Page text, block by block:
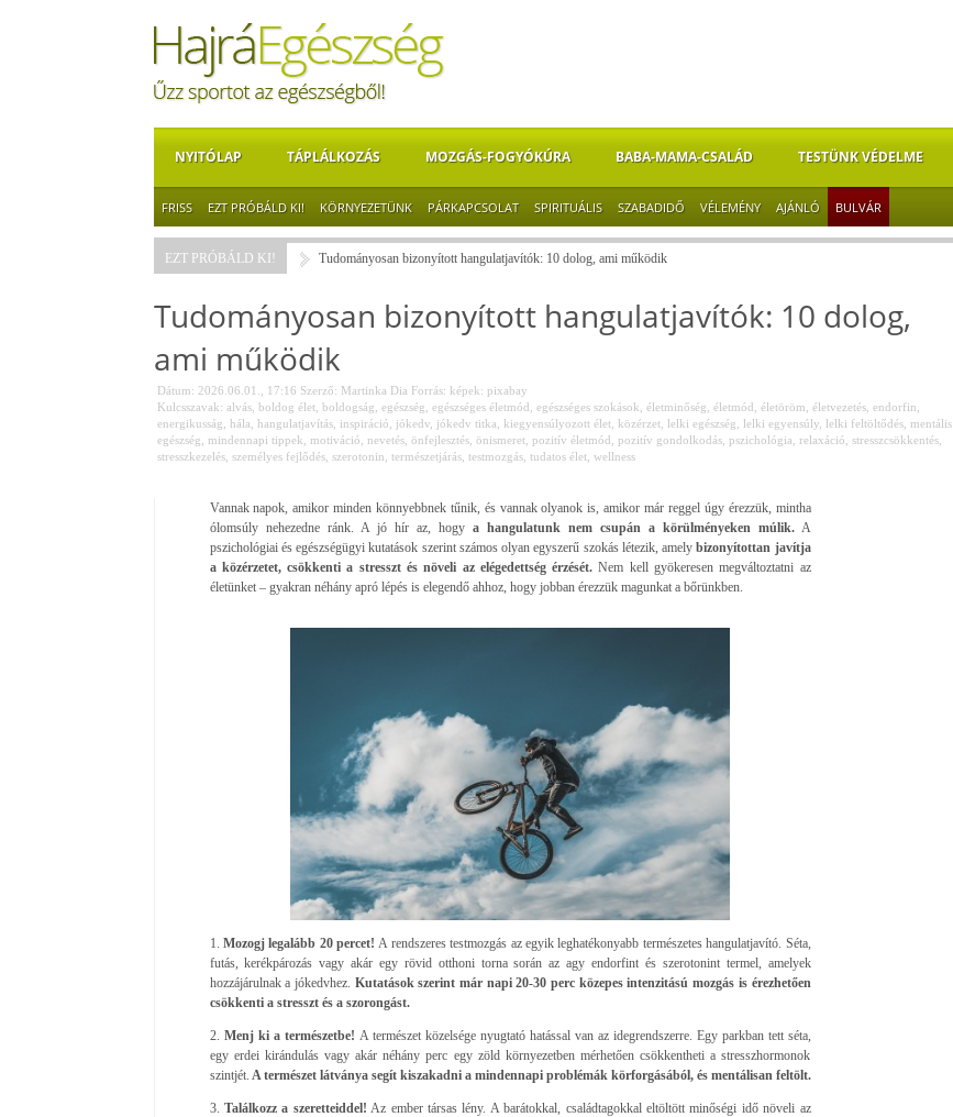
NYITÓLAP TÁPLÁLKOZÁS MOZGÁS-FOGYÓKÚRA BABA-MAMA-CSALÁD TESTÜNK VÉDELME
FRISS EZT PRÓBÁLD KI! KÖRNYEZETÜNK PÁRKAPCSOLAT SPIRITUÁLIS SZABADIDŐ VÉLEMÉNY AJÁNLÓ BULVÁR
EZT PRÓBÁLD KI! Tudományosan bizonyított hangulatjavítók: 10 dolog, ami működik
Tudományosan bizonyított hangulatjavítók: 10 dolog,
ami működik
Dátum: 2026.06.01., 17:16 Szerző: Martinka Dia Forrás: képek: pixabay
Kulcsszavak: alvás, boldog élet, boldogság egészség egészséges életmód egészséges szokások életminőség életmód életöröm életvezetés, endorfin
energikusság hála hangulatjavítás, inspiráció jókedv, jókedv titka kiegyensúlyozott élet, közérzet, lelki egészség lelki egyensúly, lelki feltöltődés, mentális
egészség
mindennapi tippek motiváció nevetés, önfejlesztés, önismeret, pozitív életmód pozitív gondolkodás, pszichológia relaxáció stresszcsökkentés,
stresszkezelés, személyes fejlődés, szerotonin természetjárás, testmozgás, tudatos élet, wellness
Vannak napok, amikor minden könnyebbnek tűnik, és vannak olyanok is, amikor már reggel úgy érezzük, mintha
ólomsúly nehezedne ránk. A jó hír az, hogy a hangulatunk nem csupán a körülményeken múlik.A
pszichológiai és egészségügyi kutatások szerint számos olyan egyszerű szokás létezik, amelybizonyítottan javítja
a közérzetet, csökkenti a stresszt és növeli az elégedettség érzését.Nem kell gyökeresen megváltoztatni az
életünket – gyakran néhány apró lépés is elegendő ahhoz, hogy jobban érezzük magunkat a bőrünkben.
1. Mozogj legalább 20 percet! A rendszeres testmozgás az egyik leghatékonyabb természetes hangulatjavító. Séta,
futás, kerékpározás vagy akár egy rövid otthoni torna során az agy endorfint és szerotonint termel, amelyek
hozzájárulnak a jókedvhez. Kutatások szerint már napi 20-30 perc közepes intenzitású mozgás is érezhetően
csökkenti a stresszt és a szorongást.
2. Menj ki a természetbe! A természet közelsége nyugtató hatással van az idegrendszerre. Egy parkban tett séta,
egy erdei kirándulás vagy akár néhány perc egy zöld környezetben mérhetően csökkentheti a stresszhormonok
szintjét. A természet látványa segít kiszakadni a mindennapi problémák körforgásából, és mentálisan feltölt.
3. Találkozz a szeretteiddel! Az ember társas lény. A barátokkal, családtagokkal eltöltött minőségi idő növeli az